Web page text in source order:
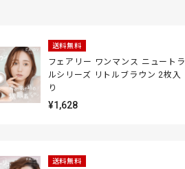
送料無料
フェアリー ワンマンス ニュートラ
ルシリーズ リトルブラウン 2枚入
り
¥1,628
送料無料